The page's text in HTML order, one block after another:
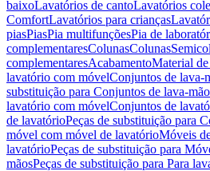
baixoLavatórios de cantoLavatórios
ComfortLavatórios para crianças
piasPiasPia multifunçõesPia de
complementaresColunasColunas
complementaresAcabamentoMaterial
lavatório com móvelConjuntos de lava-
substituição para Conjuntos de lava-
lavatório com móvelConjuntos de
de lavatórioPeças de substituição para
móvel com móvel de lavatórioMóveis
lavatórioPeças de substituição para
mãosPeças de substituição para Para